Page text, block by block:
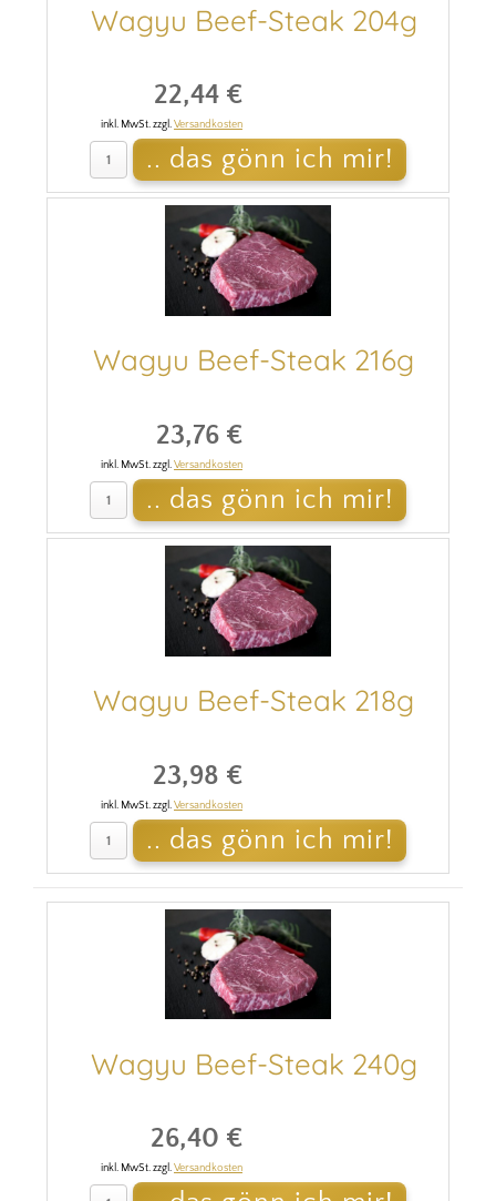
Wagyu Beef-Steak 204g
22,44 €
inkl. MwSt. zzgl.Versandkosten
Wagyu Beef-Steak 216g
23,76 €
inkl. MwSt. zzgl.Versandkosten
Wagyu Beef-Steak 218g
23,98 €
inkl. MwSt. zzgl.Versandkosten
Wagyu Beef-Steak 240g
26,40 €
inkl. MwSt. zzgl.Versandkosten